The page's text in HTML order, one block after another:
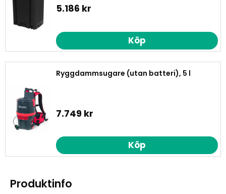
5.186 kr
Köp
Ryggdammsugare (utan batteri), 5 l
7.749 kr
Köp
Produktinfo